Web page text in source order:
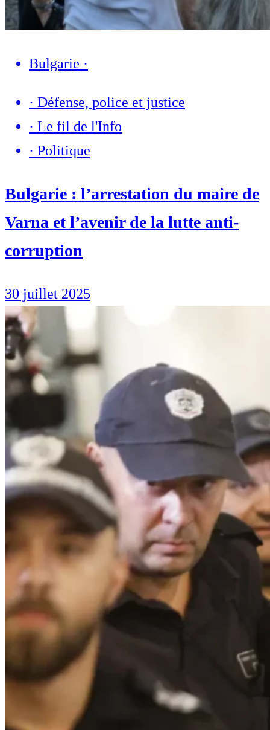
Bulgarie ·
· Défense, police et justice
· Le fil de l'Info
· Politique
Bulgarie : l’arrestation du maire de
Varna et l’avenir de la lutte anti-
corruption
30 juillet 2025